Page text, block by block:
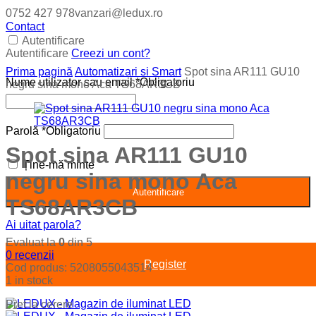
0752 427 978vanzari@ledux.ro
Contact
Autentificare
Autentificare Creezi un cont?
Nume utilizator sau email*Obligatoriu
Parolă *Obligatoriu
Ține-mă minte
Autentificare
Ai uitat parola?
Register
Prima pagină Automatizari si Smart Spot sina AR111 GU10
negru sina mono Aca TS68AR3CB
Spot sina AR111 GU10
negru sina mono Aca
TS68AR3CB
Evaluat la0din 5
0 recenzii
Cod produs: 5208055043514
1 in stock
Pret la cerere